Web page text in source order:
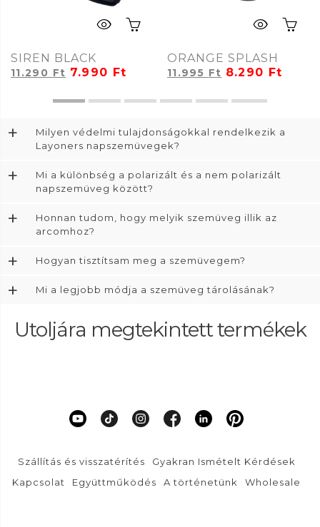
SIREN BLACK
11.290 Ft 7.990 Ft
ORANGE SPLASH
11.995 Ft 8.290 Ft
+
Milyen védelmi tulajdonságokkal rendelkezik a
Layoners napszemüvegek?
+
Mi a különbség a polarizált és a nem polarizált
napszemüveg között?
+
Honnan tudom, hogy melyik szemüveg illik az
arcomhoz?
+ Hogyan tisztítsam meg a szemüvegem?
+ Mi a legjobb módja a szemüveg tárolásának?
Utoljára megtekintett termékek
Szállítás és visszatérítés
Gyakran Ismételt Kérdések
Kapcsolat
Együttműködés A történetünk Wholesale